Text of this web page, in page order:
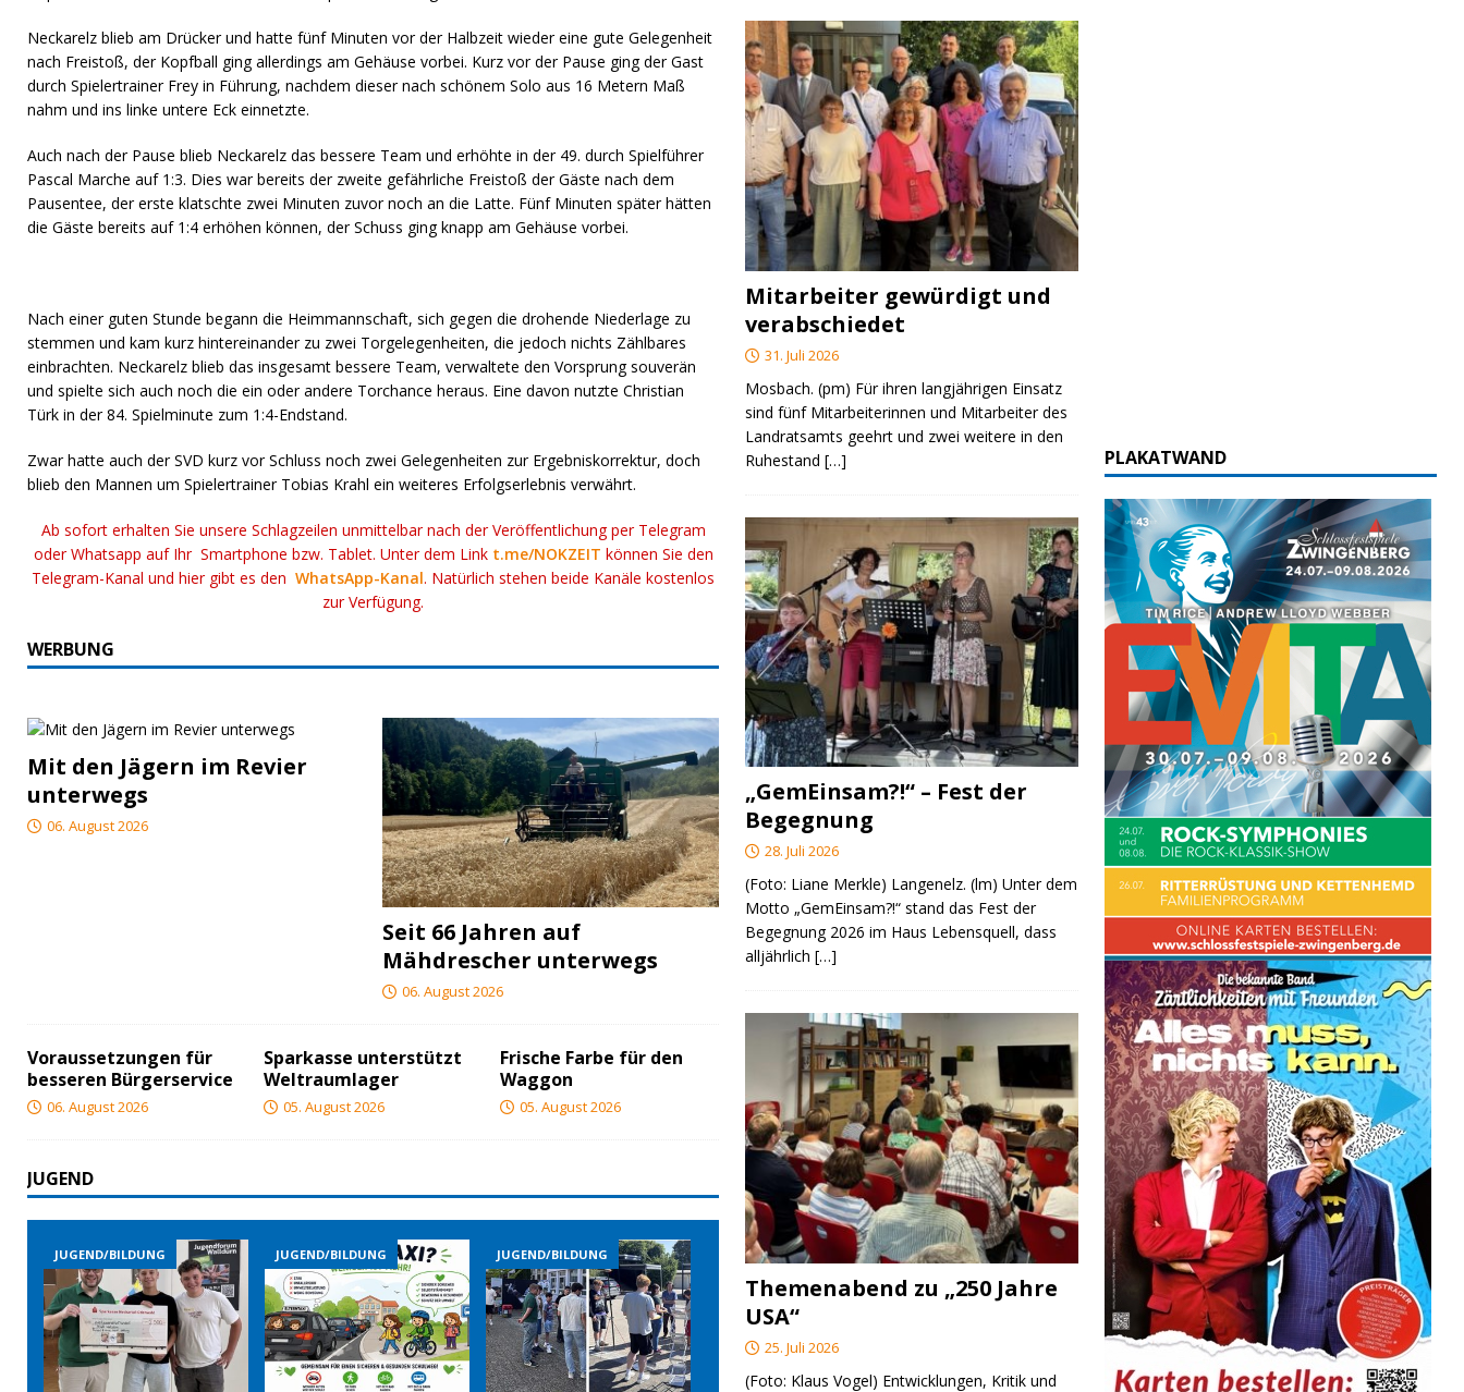
Neckarelz blieb am Drücker und hatte fünf Minuten vor der Halbzeit wieder eine gute Gelegenheit
nach Freistoß, der Kopfball ging allerdings am Gehäuse vorbei. Kurz vor der Pause ging der Gast
durch Spielertrainer Frey in Führung, nachdem dieser nach schönem Solo aus 16 Metern Maß
nahm und ins linke untere Eck einnetzte.
Auch nach der Pause blieb Neckarelz das bessere Team und erhöhte in der 49. durch Spielführer
Pascal Marche auf 1:3. Dies war bereits der zweite gefährliche Freistoß der Gäste nach dem
Pausentee, der erste klatschte zwei Minuten zuvor noch an die Latte. Fünf Minuten später hätten
die Gäste bereits auf 1:4 erhöhen können, der Schuss ging knapp am Gehäuse vorbei.
Nach einer guten Stunde begann die Heimmannschaft, sich gegen die drohende Niederlage zu
stemmen und kam kurz hintereinander zu zwei Torgelegenheiten, die jedoch nichts Zählbares
einbrachten. Neckarelz blieb das insgesamt bessere Team, verwaltete den Vorsprung souverän
und spielte sich auch noch die ein oder andere Torchance heraus. Eine davon nutzte Christian
Türk in der 84. Spielminute zum 1:4-Endstand.
Zwar hatte auch der SVD kurz vor Schluss noch zwei Gelegenheiten zur Ergebniskorrektur, doch
blieb den Mannen um Spielertrainer Tobias Krahl ein weiteres Erfolgserlebnis verwährt.
Ab sofort erhalten Sie unsere Schlagzeilen unmittelbar nach der Veröffentlichung per Telegram
oder Whatsapp auf Ihr Smartphone bzw. Tablet. Unter dem Link t.me/NOKZEIT können Sie den
Telegram-Kanal und hier gibt es denWhatsApp-Kanal. Natürlich stehen beide Kanäle kostenlos
zur Verfügung.
WERBUNG
Mit den Jägern im Revier
unterwegs
06. August 2026
Seit 66 Jahren auf
Mähdrescher unterwegs
06. August 2026
Voraussetzungen für
besseren Bürgerservice
06. August 2026
Sparkasse unterstützt
Weltraumlager
05. August 2026
Frische Farbe für den
Waggon
05. August 2026
JUGEND
JUGEND/BILDUNG JUGEND/BILDUNG JUGEND/BILDUNG JUGEND/BILDUNG JUGEND/BILDUNG
Mitarbeiter gewürdigt und
verabschiedet
31. Juli 2026
Mosbach. (pm) Für ihren langjährigen Einsatz
sind fünf Mitarbeiterinnen und Mitarbeiter des
Landratsamts geehrt und zwei weitere in den
Ruhestand[…]
„GemEinsam?!“ – Fest der
Begegnung
28. Juli 2026
(Foto: Liane Merkle) Langenelz. (lm) Unter dem
Motto „GemEinsam?!“ stand das Fest der
Begegnung 2026 im Haus Lebensquell, dass
alljährlich[…]
Themenabend zu „250 Jahre
USA“
25. Juli 2026
(Foto: Klaus Vogel) Entwicklungen, Kritik und
PLAKATWAND